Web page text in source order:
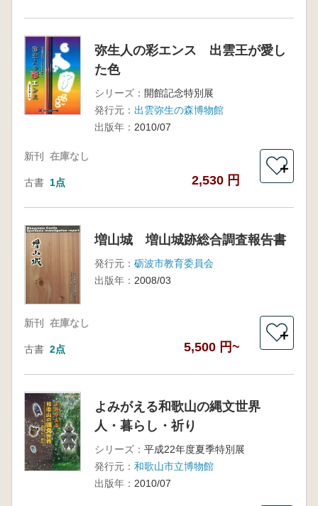
弥生人の彩エンス 出雲王が愛し
た色
シリーズ： 開館記念特別展
発行元： 出雲弥生の森博物館
出版年： 2010/07
新刊 在庫なし
古書 1点 2,530 円
＋
増山城 増山城跡総合調査報告書
発行元： 砺波市教育委員会
出版年： 2008/03
新刊 在庫なし
古書 2点 5,500 円~
＋
よみがえる和歌山の縄文世界
人・暮らし・祈り
シリーズ： 平成22年度夏季特別展
発行元： 和歌山市立博物館
出版年： 2010/07